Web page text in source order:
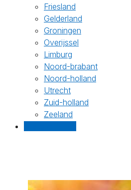
Friesland
Gelderland
Groningen
Overijssel
Limburg
Noord-brabant
Noord-holland
Utrecht
Zuid-holland
Zeeland